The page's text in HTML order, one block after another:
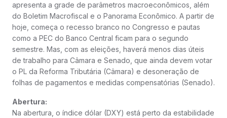
apresenta a grade de parâmetros macroeconômicos, além
do Boletim Macrofiscal e o Panorama Econômico. A partir de
hoje, começa o recesso branco no Congresso e pautas
como a PEC do Banco Central ficam para o segundo
semestre. Mas, com as eleições, haverá menos dias úteis
de trabalho para Câmara e Senado, que ainda devem votar
o PL da Reforma Tributária (Câmara) e desoneração de
folhas de pagamentos e medidas compensatórias (Senado).
Abertura:
Na abertura, o índice dólar (DXY) está perto da estabilidade